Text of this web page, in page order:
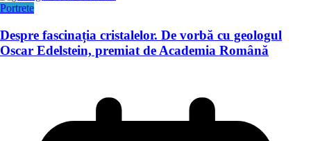
Portrete
Despre fascinația cristalelor. De vorbă cu geologul
Oscar Edelstein, premiat de Academia Română